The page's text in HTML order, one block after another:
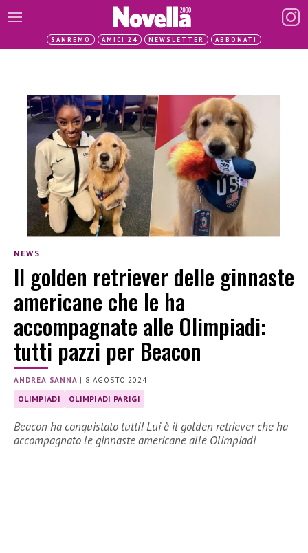
SANREMO AMICI 24 NEWSLETTER ABBONATI
NEWS
Il golden retriever delle ginnaste
americane che le ha
accompagnate alle Olimpiadi:
tutti pazzi per Beacon
ANDREA SANNA | 8 AGOSTO 2024
OLIMPIADI OLIMPIADI PARIGI
Beacon ha conquistato tutti! Lui è il golden retriever che ha
accompagnato le ginnaste americane alle Olimpiadi